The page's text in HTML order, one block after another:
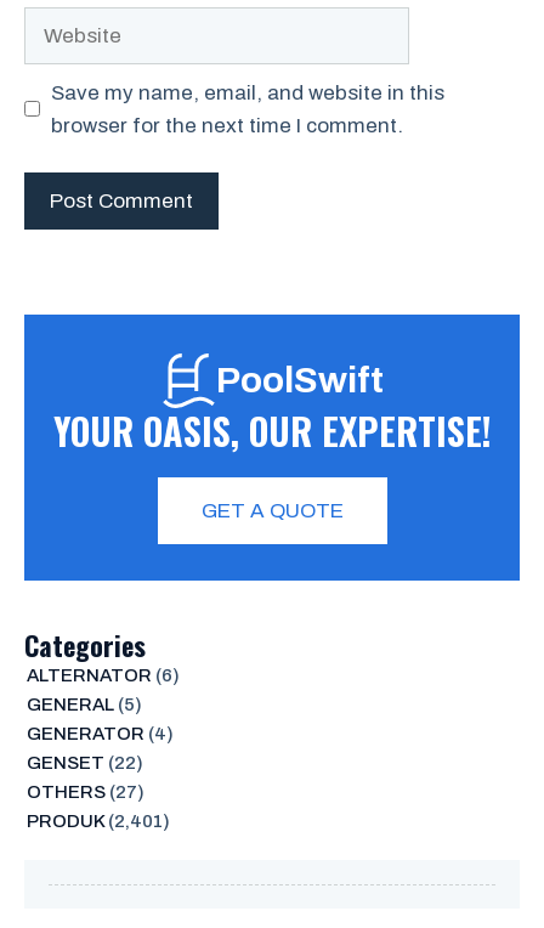
Save my name, email, and website in this
browser for the next time I comment.
PoolSwift
YOUR OASIS, OUR EXPERTISE!
GET A QUOTE
Categories
ALTERNATOR (6)
GENERAL(5)
GENERATOR (4)
GENSET (22)
OTHERS(27)
PRODUK(2,401)